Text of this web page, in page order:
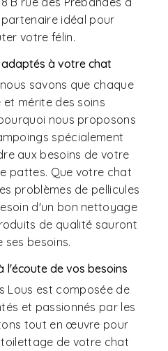
idéal pour
votre félin.
adaptés à votre chat
nous savons que chaque
mérite des soins
nous proposons
spécialement
aux besoins de votre
pattes. Que votre chat
problèmes de pellicules
d'un bon nettoyage
de qualité sauront
ses besoins.
l'écoute de vos besoins
Lous est composée de
et passionnés par les
tout en œuvre pour
de votre chat